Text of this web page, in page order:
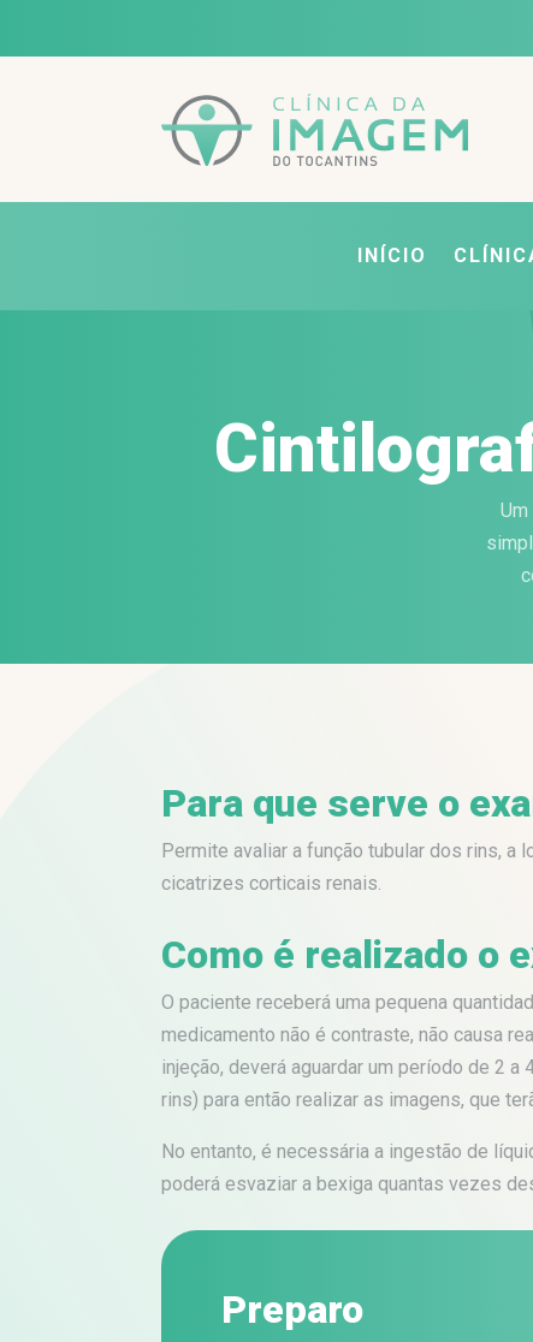
INÍCIO
Para que serve o
Permite avaliar a função tubular dos rins, a
cicatrizes corticais renais.
Como é realizado o
O paciente receberá uma pequena
medicamento não é contraste, não causa
injeção, deverá aguardar um período de 2
rins) para então realizar as imagens, que
No entanto, é necessária a ingestão de
poderá esvaziar a bexiga quantas vezes
Preparo